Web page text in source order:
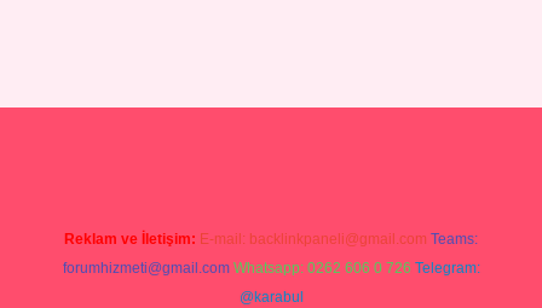
Reklam ve İletişim: E-mail: backlinkpaneli@gmail.com Teams:
forumhizmeti@gmail.com Whatsapp: 0262 606 0 726 Telegram:
@karabul